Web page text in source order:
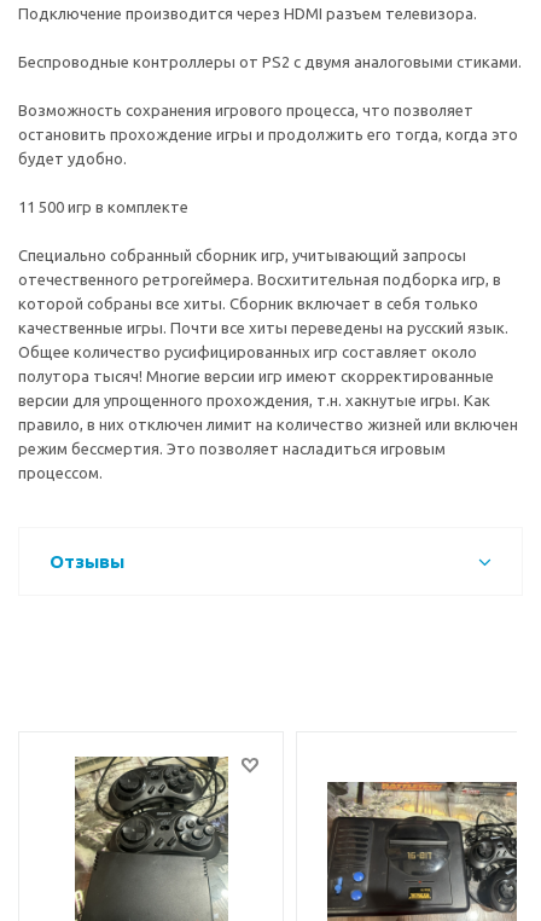
Подключение производится через HDMI разъем телевизора.
Беспроводные контроллеры от PS2 с двумя аналоговыми стиками.
Возможность сохранения игрового процесса, что позволяет
остановить прохождение игры и продолжить его тогда, когда это
будет удобно.
11 500 игр в комплекте
Специально собранный сборник игр, учитывающий запросы
отечественного ретрогеймера. Восхитительная подборка игр, в
которой собраны все хиты. Сборник включает в себя только
качественные игры. Почти все хиты переведены на русский язык.
Общее количество русифицированных игр составляет около
полутора тысяч! Многие версии игр имеют скорректированные
версии для упрощенного прохождения, т.н. хакнутые игры. Как
правило, в них отключен лимит на количество жизней или включен
режим бессмертия. Это позволяет насладиться игровым
процессом.
Отзывы